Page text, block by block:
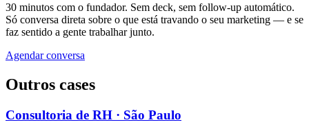
30 minutos com o fundador. Sem deck, sem follow-up automático.
Só conversa direta sobre o que está travando o seu marketing — e se
faz sentido a gente trabalhar junto.
Agendar conversa
Outros cases
Consultoria de RH · São Paulo